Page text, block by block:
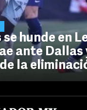
se hunde en
ante Dallas
la